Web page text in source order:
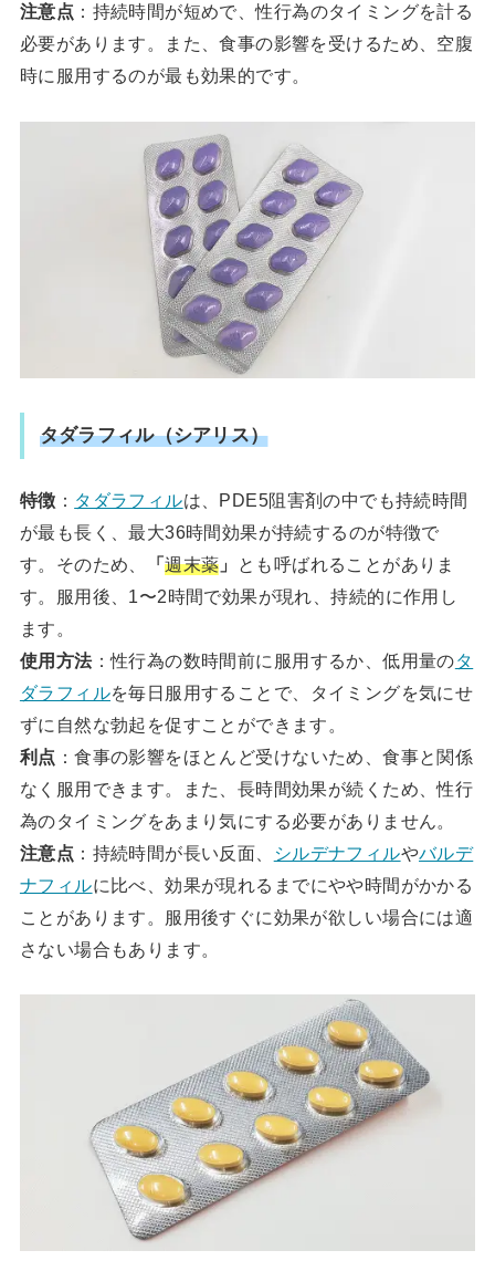
注意点 ：持続時間が短めで、性行為のタイミングを計る
必要があります。また、食事の影響を受けるため、空腹
時に服用するのが最も効果的です。
タダラフィル（シアリス）
特徴 ： タダラフィルは、PDE5阻害剤の中でも持続時間
が最も長く、最大36時間効果が持続するのが特徴で
す。そのため、
「週末薬 」
とも呼ばれることがありま
す。服用後、1〜2時間で効果が現れ、持続的に作用し
ます。
使用方法：性行為の数時間前に服用するか、低用量のタ
ダラフィルを毎日服用することで、タイミングを気にせ
ずに自然な勃起を促すことができます。
利点 ：食事の影響をほとんど受けないため、食事と関係
なく服用できます。また、長時間効果が続くため、性行
為のタイミングをあまり気にする必要がありません。
注意点 ：持続時間が長い反面、 シルデナフィルやバルデ
ナフィルに比べ、効果が現れるまでにやや時間がかかる
ことがあります。服用後すぐに効果が欲しい場合には適
さない場合もあります。